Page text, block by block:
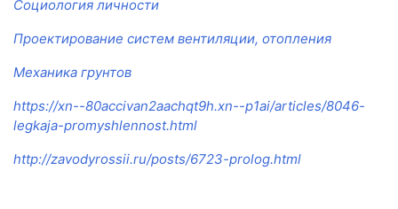
Социология личности
Проектирование систем вентиляции, отопления
Механика грунтов
https://xn--80accivan2aachqt9h.xn--p1ai/articles/8046-
legkaja-promyshlennost.html
http://zavodyrossii.ru/posts/6723-prolog.html